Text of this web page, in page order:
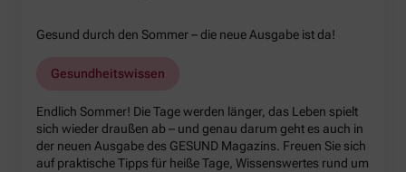
Gesund durch den Sommer – die neue Ausgabe ist da!
Gesundheitswissen
Endlich Sommer! Die Tage werden länger, das Leben spielt
sich wieder draußen ab – und genau darum geht es auch in
der neuen Ausgabe des GESUND Magazins. Freuen Sie sich
auf praktische Tipps für heiße Tage, Wissenswertes rund um